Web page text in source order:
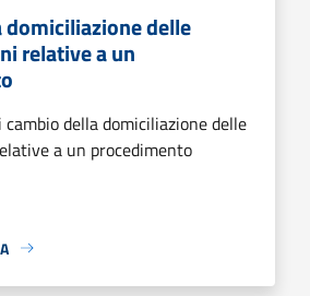
domiciliazione delle
relative a un
della domiciliazione delle
a un procedimento